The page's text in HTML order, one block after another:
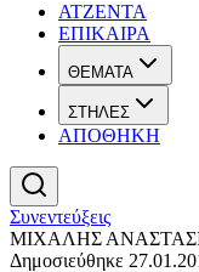
ΑΤΖΕΝΤΑ
ΕΠΙΚΑΙΡΑ
ΘΕΜΑΤΑ
ΣΤΗΛΕΣ
ΑΠΟΘΗΚΗ
Συνεντεύξεις
ΜΙΧΑΛΗΣ
Δημοσιεύθηκε